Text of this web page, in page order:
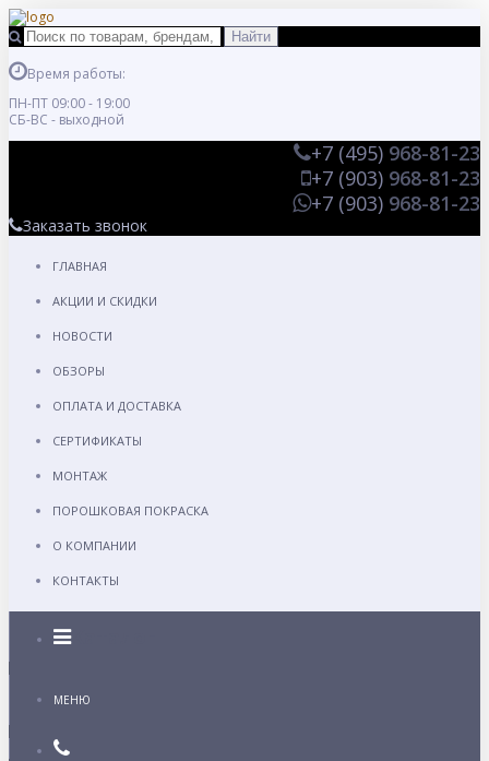
Время работы:
ПН-ПТ 09:00 - 19:00
СБ-ВС - выходной
+7 (495) 968-81-23
+7 (903) 968-81-23
+7 (903) 968-81-23
Заказать звонок
ГЛАВНАЯ
АКЦИИ И СКИДКИ
НОВОСТИ
ОБЗОРЫ
ОПЛАТА И ДОСТАВКА
СЕРТИФИКАТЫ
МОНТАЖ
ПОРОШКОВАЯ ПОКРАСКА
О КОМПАНИИ
КОНТАКТЫ
Каталог
МЕНЮ